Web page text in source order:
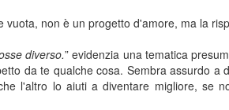
non è un progetto d'amore, ma la
diverso.” evidenzia una tematica
da te qualche cosa. Sembra assurdo a
l'altro lo aiuti a diventare migliore, se